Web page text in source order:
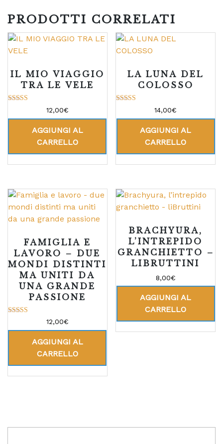
PRODOTTI CORRELATI
IL MIO VIAGGIO
TRA LE VELE
su 5
12,00€
AGGIUNGI AL
CARRELLO
LA LUNA DEL
COLOSSO
su 5
14,00€
AGGIUNGI AL
CARRELLO
FAMIGLIA E
LAVORO – DUE
MONDI DISTINTI
MA UNITI DA
UNA GRANDE
PASSIONE
su 5
12,00€
AGGIUNGI AL
CARRELLO
BRACHYURA,
L’INTREPIDO
GRANCHIETTO –
LIBRUTTINI
8,00€
AGGIUNGI AL
CARRELLO